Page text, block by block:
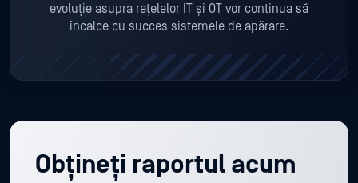
evoluție asupra rețelelor IT și OT vor continua să
încalce cu succes sistemele de apărare.
Obțineți raportul acum